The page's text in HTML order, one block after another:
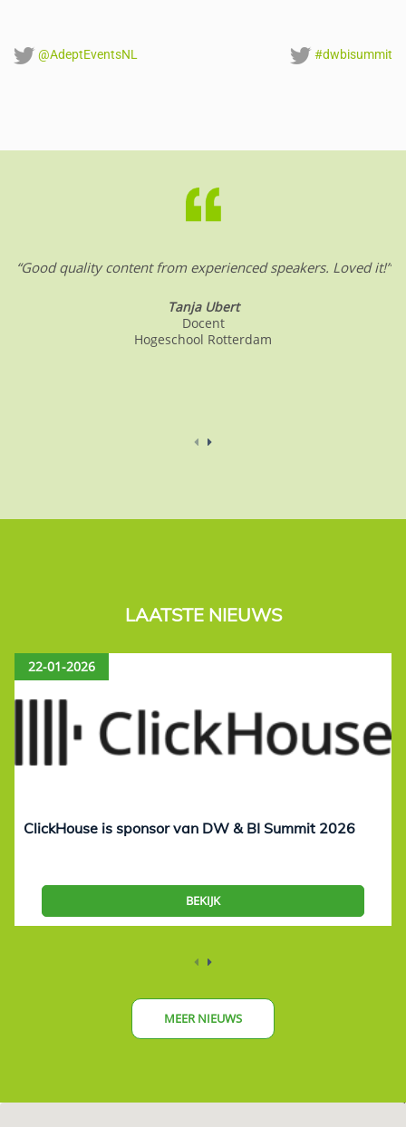
@AdeptEventsNL #dwbisummit
“Good quality content from experienced speakers. Loved it!”
Tanja Ubert
Docent
Hogeschool Rotterdam
LAATSTE NIEUWS
22-01-2026
ClickHouse is sponsor van DW & BI Summit 2026
BEKIJK
MEER NIEUWS